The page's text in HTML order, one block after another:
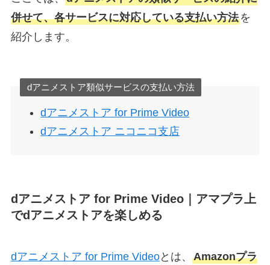
併せて、各サービスに対応している支払い方法を
紹介します。
dアニメストア類似サービスの支払い方法
dアニメストア for Prime Video
dアニメストア ニコニコ支店
dアニメストア for Prime Video｜アマプラ上
でdアニメストアを楽しめる
dアニメストア for Prime Videoとは、 Amazonプラ